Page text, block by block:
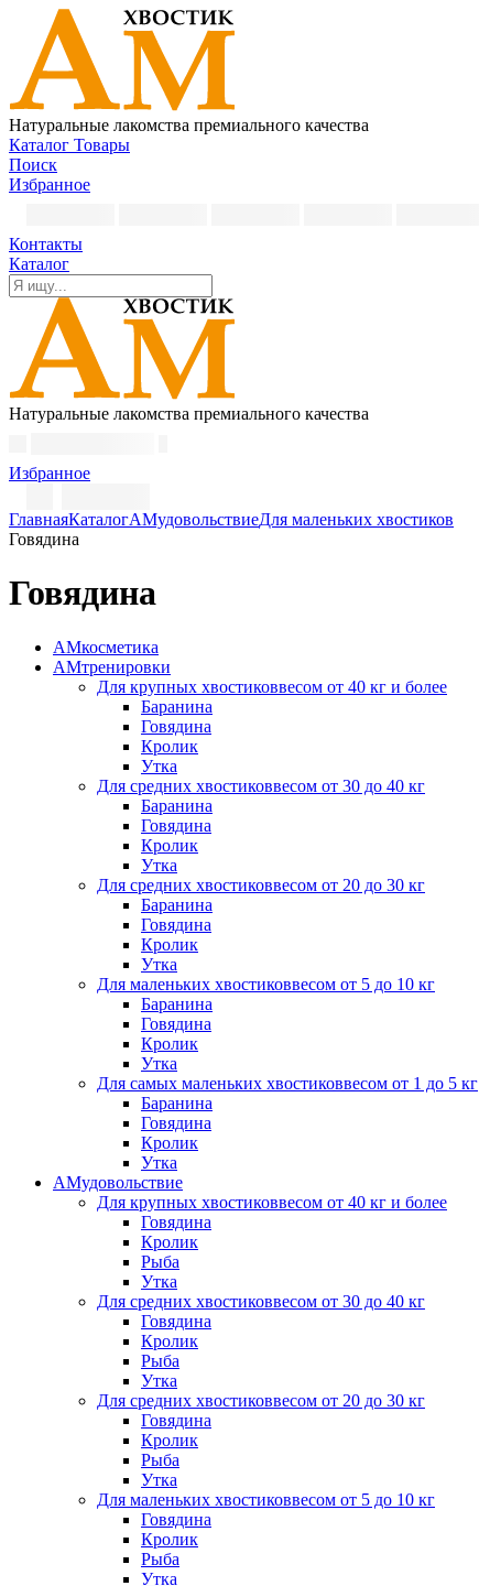
Натуральные лакомства премиального качества
Каталог Товары
Поиск
Избранное
Контакты
Каталог
Натуральные лакомства премиального качества
Избранное
ГлавнаяКаталогАМудовольствиеДля маленьких хвостиков
Говядина
Говядина
АМкосметика
АМтренировки
Для крупных хвостиковвесом от 40 кг и более
Баранина
Говядина
Кролик
Утка
Для средних хвостиковвесом от 30 до 40 кг
Баранина
Говядина
Кролик
Утка
Для средних хвостиковвесом от 20 до 30 кг
Баранина
Говядина
Кролик
Утка
Для маленьких хвостиковвесом от 5 до 10 кг
Баранина
Говядина
Кролик
Утка
Для самых маленьких хвостиковвесом от 1 до 5 кг
Баранина
Говядина
Кролик
Утка
АМудовольствие
Для крупных хвостиковвесом от 40 кг и более
Говядина
Кролик
Рыба
Утка
Для средних хвостиковвесом от 30 до 40 кг
Говядина
Кролик
Рыба
Утка
Для средних хвостиковвесом от 20 до 30 кг
Говядина
Кролик
Рыба
Утка
Для маленьких хвостиковвесом от 5 до 10 кг
Говядина
Кролик
Рыба
Утка